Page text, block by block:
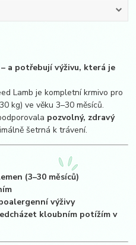
a potřebují výživu, která je
Lamb je kompletní krmivo pro
kg) ve věku 3–30 měsíců.
pozvolný, zdravý
šetrná k trávení.
(3–30 měsíců)
výživy
kloubním potížím v